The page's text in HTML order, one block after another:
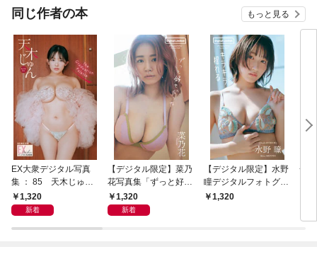
同じ作者の本 もっと見る
EX大衆デジタル写真
集 ： 85 天木じゅん
「The Graduation Pal
ette」
1,320
新着
【デジタル限定】菜乃
花写真集「ずっと好き
だった」
1,320
新着
【デジタル限定】水野
瞳デジタルフォトグラ
フ「キラキラ揺れる」
1,320
一